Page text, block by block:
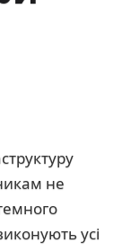
не
усі